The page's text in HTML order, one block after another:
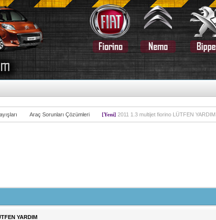
Araç Sorunları Çözümleri [Yeni] 2011 1.3 multijet fiorino LÜTFEN YARDIM
YARDIM